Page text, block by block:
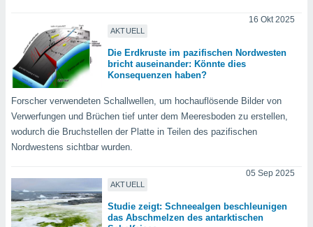
zur
zur
AKTUELL
16 Okt 2025
Die Erdkruste im pazifischen Nordwesten
bricht auseinander: Könnte dies
Konsequenzen haben?
Forscher verwendeten Schallwellen, um hochauflösende Bilder von
Verwerfungen und Brüchen tief unter dem Meeresboden zu erstellen,
wodurch die Bruchstellen der Platte in Teilen des pazifischen
Nordwestens sichtbar wurden.
AKTUELL
05 Sep 2025
Studie zeigt: Schneealgen beschleunigen
das Abschmelzen des antarktischen